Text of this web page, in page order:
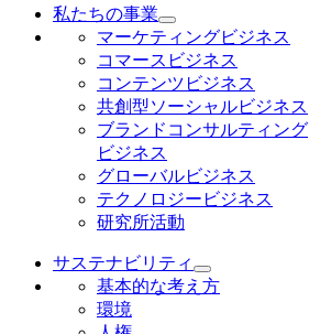
私たちの事業
マーケティングビジネス
コマースビジネス
コンテンツビジネス
共創型ソーシャルビジネス
ブランドコンサルティング
ビジネス
グローバルビジネス
テクノロジービジネス
研究所活動
サステナビリティ
基本的な考え方
環境